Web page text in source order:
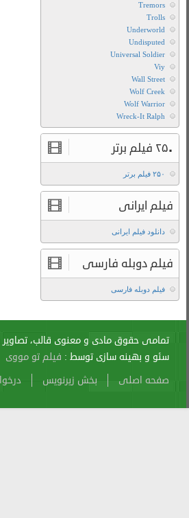
از آن پیگرد قانونی دارد.
Cache Search Alexa